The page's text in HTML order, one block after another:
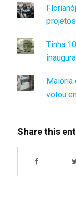
Tinha
Maioria
votou
Share this